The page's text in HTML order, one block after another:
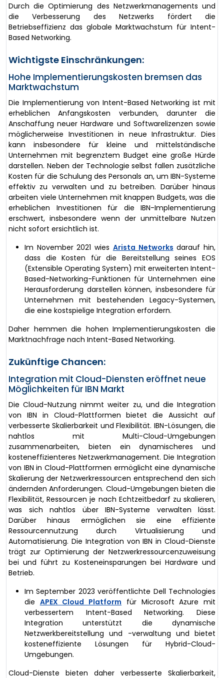
Durch die Optimierung des Netzwerkmanagements und
die Verbesserung des Netzwerks fördert die
Betriebseffizienz das globale Marktwachstum für Intent-
Based Networking.
Wichtigste Einschränkungen:
Hohe Implementierungskosten bremsen das
Marktwachstum
Die Implementierung von Intent-Based Networking ist mit
erheblichen Anfangskosten verbunden, darunter die
Anschaffung neuer Hardware und Softwarelizenzen sowie
möglicherweise Investitionen in neue Infrastruktur. Dies
kann insbesondere für kleine und mittelständische
Unternehmen mit begrenztem Budget eine große Hürde
darstellen. Neben der Technologie selbst fallen zusätzliche
Kosten für die Schulung des Personals an, um IBN-Systeme
effektiv zu verwalten und zu betreiben. Darüber hinaus
arbeiten viele Unternehmen mit knappen Budgets, was die
erheblichen Investitionen für die IBN-Implementierung
erschwert, insbesondere wenn der unmittelbare Nutzen
nicht sofort ersichtlich ist.
Im November 2021 wies Arista Networks darauf hin,
dass die Kosten für die Bereitstellung seines EOS
(Extensible Operating System) mit erweiterten Intent-
Based-Networking-Funktionen für Unternehmen eine
Herausforderung darstellen können, insbesondere für
Unternehmen mit bestehenden Legacy-Systemen,
die eine kostspielige Integration erfordern.
Daher hemmen die hohen Implementierungskosten die
Marktnachfrage nach Intent-Based Networking.
Zukünftige Chancen:
Integration mit Cloud-Diensten eröffnet neue
Möglichkeiten für IBN Markt
Die Cloud-Nutzung nimmt weiter zu, und die Integration
von IBN in Cloud-Plattformen bietet die Aussicht auf
verbesserte Skalierbarkeit und Flexibilität. IBN-Lösungen, die
nahtlos mit Multi-Cloud-Umgebungen
zusammenarbeiten, bieten ein dynamischeres und
kosteneffizienteres Netzwerkmanagement. Die Integration
von IBN in Cloud-Plattformen ermöglicht eine dynamische
Skalierung der Netzwerkressourcen entsprechend den sich
ändernden Anforderungen. Cloud-Umgebungen bieten die
Flexibilität, Ressourcen je nach Echtzeitbedarf zu skalieren,
was sich nahtlos über IBN-Systeme verwalten lässt.
Darüber hinaus ermöglichen sie eine effiziente
Ressourcennutzung durch Virtualisierung und
Automatisierung. Die Integration von IBN in Cloud-Dienste
trägt zur Optimierung der Netzwerkressourcenzuweisung
bei und führt zu Kosteneinsparungen bei Hardware und
Betrieb.
Im September 2023 veröffentlichte Dell Technologies
die APEX Cloud Platform für Microsoft Azure mit
verbessertem Intent-Based Networking. Diese
Integration unterstützt die dynamische
Netzwerkbereitstellung und -verwaltung und bietet
kosteneffiziente Lösungen für Hybrid-Cloud-
Umgebungen.
Cloud-Dienste bieten daher verbesserte Skalierbarkeit,